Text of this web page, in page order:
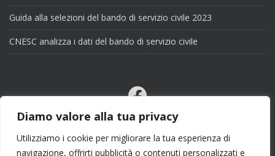
Diamo valore alla tua privacy
Utilizziamo i cookie per migliorare la tua esperienza di
navigazione, offrirti pubblicità o contenuti personalizzati e
Guida alla selezioni del bando di servizio civile 2023
CNESC analizza i dati del bando di servizio civile
Facebook
Email
X